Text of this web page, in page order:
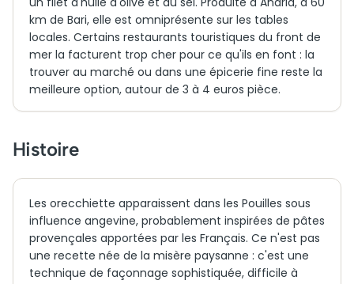
km de Bari, elle est omniprésente sur les tables
locales. Certains restaurants touristiques du front de
mer la facturent trop cher pour ce qu'ils en font : la
trouver au marché ou dans une épicerie fine reste la
meilleure option, autour de 3 à 4 euros pièce.
Histoire
Les orecchiette apparaissent dans les Pouilles sous
influence angevine, probablement inspirées de pâtes
provençales apportées par les Français. Ce n'est pas
une recette née de la misère paysanne : c'est une
technique de façonnage sophistiquée, difficile à